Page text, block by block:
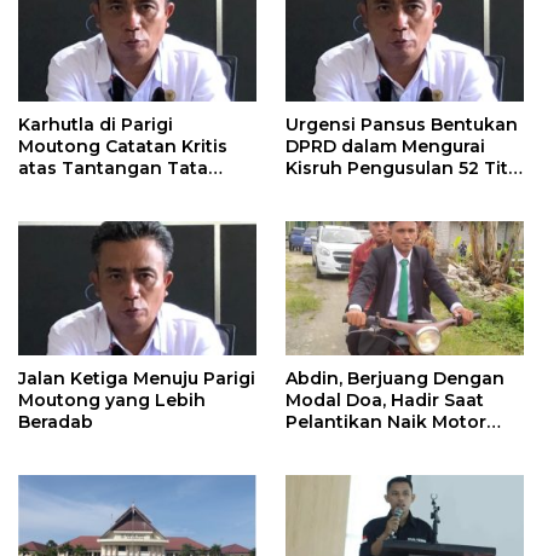
Karhutla di Parigi
Moutong Catatan Kritis
atas Tantangan Tata
Urgensi Pansus Bentukan
DPRD dalam Mengurai
Kisruh Pengusulan 52 Titik
Jalan Ketiga Menuju Parigi
Moutong yang Lebih
Beradab
Abdin, Berjuang Dengan
Modal Doa, Hadir Saat
Pelantikan Naik Motor